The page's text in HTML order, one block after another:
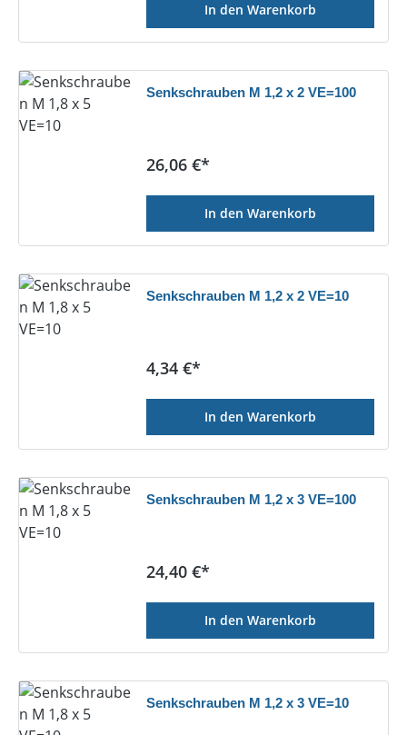
In den Warenkorb
Senkschrauben M 1,2 x 2 VE=100
Regulärer Preis:
26,06 €*
In den Warenkorb
Senkschrauben M 1,2 x 2 VE=10
Regulärer Preis:
4,34 €*
In den Warenkorb
Senkschrauben M 1,2 x 3 VE=100
Regulärer Preis:
24,40 €*
In den Warenkorb
Senkschrauben M 1,2 x 3 VE=10